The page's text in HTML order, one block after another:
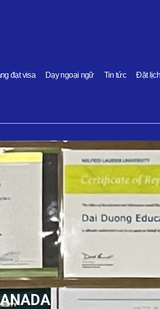
đạt visa Dạy ngoại ngữ Tin tức Đặt